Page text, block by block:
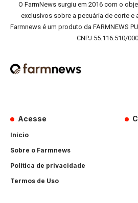
O FarmNews surgiu em 2016 com o
exclusivos sobre a pecuária de corte e
Farmnews é um produto da FARMNEWS
CNPJ 55.116.510/
Acesse
Início
Sobre o Farmnews
Política de privacidade
Termos de Uso